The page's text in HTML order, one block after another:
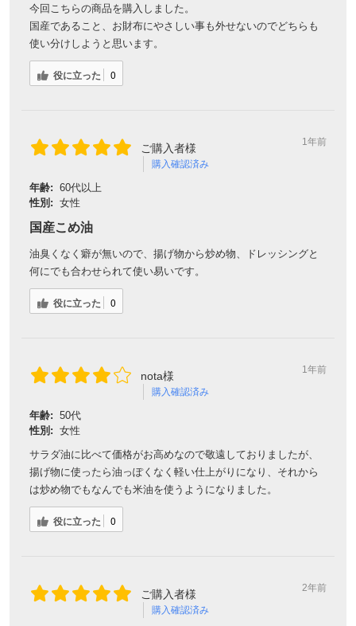
今回こちらの商品を購入しました。
国産であること、お財布にやさしい事も外せないのでどちらも
使い分けしようと思います。
役に立った 0
ご購入者様
購入確認済み
1年前
年齢: 60代以上
性別: 女性
国産こめ油
油臭くなく癖が無いので、揚げ物から炒め物、ドレッシングと
何にでも合わせられて使い易いです。
役に立った 0
nota様
購入確認済み
1年前
年齢: 50代
性別: 女性
サラダ油に比べて価格がお高めなので敬遠しておりましたが、
揚げ物に使ったら油っぽくなく軽い仕上がりになり、それから
は炒め物でもなんでも米油を使うようになりました。
役に立った 0
ご購入者様
購入確認済み
2年前